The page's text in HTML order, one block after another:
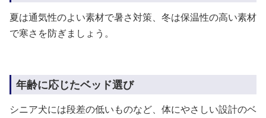
夏は通気性のよい素材で暑さ対策、冬は保温性の高い素材
で寒さを防ぎましょう。
年齢に応じたベッド選び
シニア犬には段差の低いものなど、体にやさしい設計のベ